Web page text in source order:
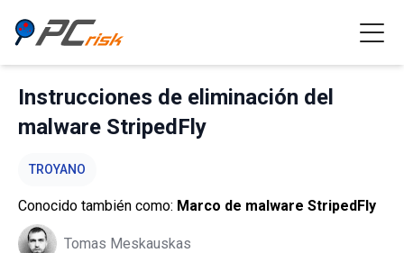
Instrucciones de eliminación del
malware StripedFly
TROYANO
Conocido también como: Marco de malware StripedFly
Tomas Meskauskas